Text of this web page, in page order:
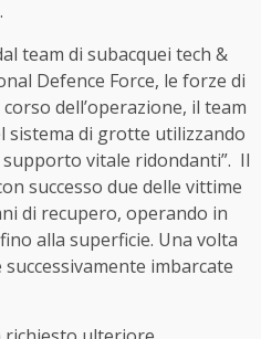
team di subacquei tech &
Defence Force, le forze di
dell’operazione, il team
sistema di grotte utilizzando
vitale ridondanti”. Il
successo due delle vittime
di recupero, operando in
alla superficie. Una volta
imbarcate